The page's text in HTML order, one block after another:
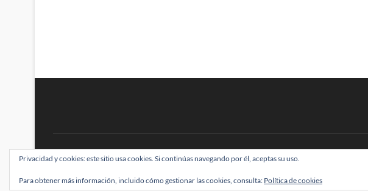
BRAINSTOMPING| Diseñado por:Theme Freesia|WordPress| © Todos los derechos reservados
Privacidad y cookies: este sitio usa cookies. Si continúas navegando por él, aceptas su uso.
Para obtener más información, incluido cómo gestionar las cookies, consulta: Política de cookies